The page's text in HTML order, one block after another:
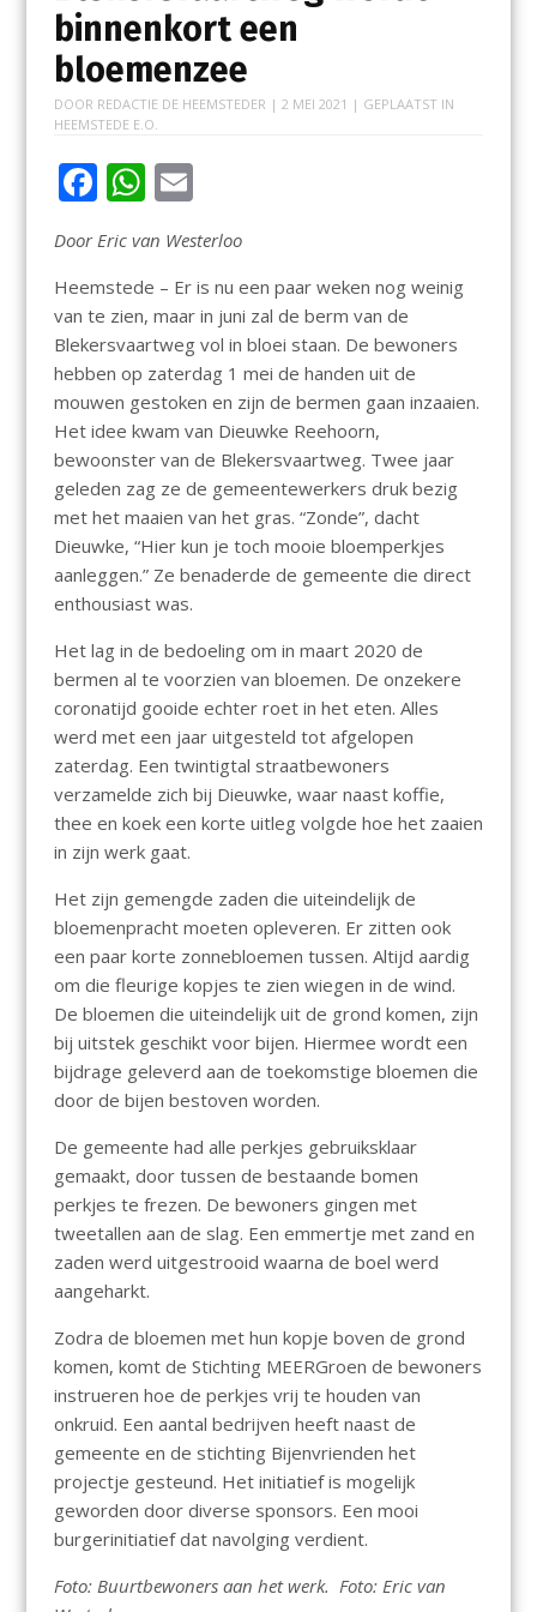
binnenkort een
bloemenzee
DOOR REDACTIE DE HEEMSTEDER | 2 MEI 2021 | GEPLAATST IN
HEEMSTEDE E.O.
F
e
b
o
o
k
W
at
s
A
p
p
E
m
ai
l
Door Eric van Westerloo
Heemstede – Er is nu een paar weken nog weinig
van te zien, maar in juni zal de berm van de
Blekersvaartweg vol in bloei staan. De bewoners
hebben op zaterdag 1 mei de handen uit de
mouwen gestoken en zijn de bermen gaan inzaaien.
Het idee kwam van Dieuwke Reehoorn,
bewoonster van de Blekersvaartweg. Twee jaar
geleden zag ze de gemeentewerkers druk bezig
met het maaien van het gras. “Zonde”, dacht
Dieuwke, “Hier kun je toch mooie bloemperkjes
aanleggen.” Ze benaderde de gemeente die direct
enthousiast was.
Het lag in de bedoeling om in maart 2020 de
bermen al te voorzien van bloemen. De onzekere
coronatijd gooide echter roet in het eten. Alles
werd met een jaar uitgesteld tot afgelopen
zaterdag. Een twintigtal straatbewoners
verzamelde zich bij Dieuwke, waar naast koffie,
thee en koek een korte uitleg volgde hoe het zaaien
in zijn werk gaat.
Het zijn gemengde zaden die uiteindelijk de
bloemenpracht moeten opleveren. Er zitten ook
een paar korte zonnebloemen tussen. Altijd aardig
om die fleurige kopjes te zien wiegen in de wind.
De bloemen die uiteindelijk uit de grond komen, zijn
bij uitstek geschikt voor bijen. Hiermee wordt een
bijdrage geleverd aan de toekomstige bloemen die
door de bijen bestoven worden.
De gemeente had alle perkjes gebruiksklaar
gemaakt, door tussen de bestaande bomen
perkjes te frezen. De bewoners gingen met
tweetallen aan de slag. Een emmertje met zand en
zaden werd uitgestrooid waarna de boel werd
aangeharkt.
Zodra de bloemen met hun kopje boven de grond
komen, komt de Stichting MEERGroen de bewoners
instrueren hoe de perkjes vrij te houden van
onkruid. Een aantal bedrijven heeft naast de
gemeente en de stichting Bijenvrienden het
projectje gesteund. Het initiatief is mogelijk
geworden door diverse sponsors. Een mooi
burgerinitiatief dat navolging verdient.
Foto: Buurtbewoners aan het werk. Foto: Eric van